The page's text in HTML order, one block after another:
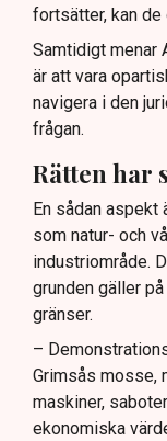
fortsätter, kan
Samtidigt menar
är att vara
navigera i den
frågan.
Rätten har
En sådan
som natur- och
industriområde.
grunden gäller
gränser.
–
Grimsås mosse,
maskiner,
ekonomiska